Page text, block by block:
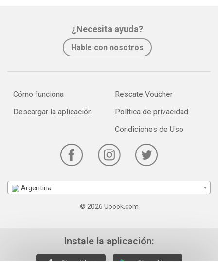
¿Necesita ayuda?
Hable con nosotros
Cómo funciona
Descargar la aplicación
Rescate Voucher
Política de privacidad
Condiciones de Uso
Argentina
© 2026 Ubook.com
Instale la aplicación: